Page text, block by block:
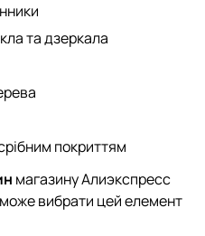
та дзеркала
покриттям
магазину Алиэкспресс
вибрати цей елемент